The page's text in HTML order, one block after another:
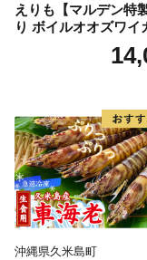
えりも【マルデン特
り ボイルオオズワイ
kg《1kg(４尾～５尾
r002-051-a】 / ふる
イル済み 冷凍 カニ
カニ味噌 甲羅 お得
り 解凍 カニ鍋 甲羅
返礼品 特産品 新鮮
簡単調理 家庭用 ギフ
メ
沖縄県久米島町